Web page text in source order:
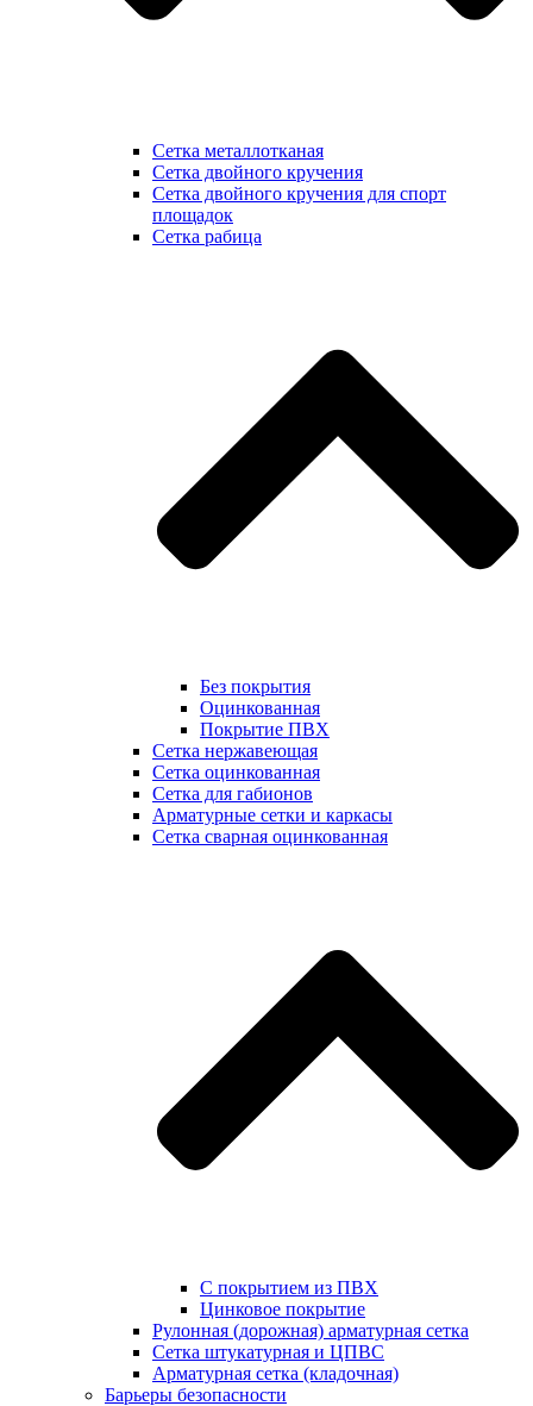
Сетка металлотканая
Сетка двойного кручения
Сетка двойного кручения для спорт
площадок
Сетка рабица
Без покрытия
Оцинкованная
Покрытие ПВХ
Сетка нержавеющая
Сетка оцинкованная
Сетка для габионов
Арматурные сетки и каркасы
Сетка сварная оцинкованная
С покрытием из ПВХ
Цинковое покрытие
Рулонная (дорожная) арматурная сетка
Сетка штукатурная и ЦПВС
Арматурная сетка (кладочная)
Барьеры безопасности